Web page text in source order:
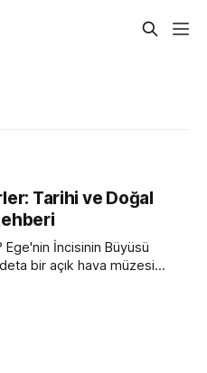
Tarihi ve Doğal
İncisinin Büyüsü
bir açık hava müzesi
hazır mısınız? Bu